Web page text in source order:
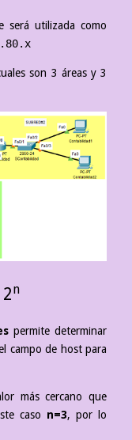
será utilizada como
son 3 áreas y 3
n
permite determinar
campo de host para
más cercano que
caso n=3, por lo